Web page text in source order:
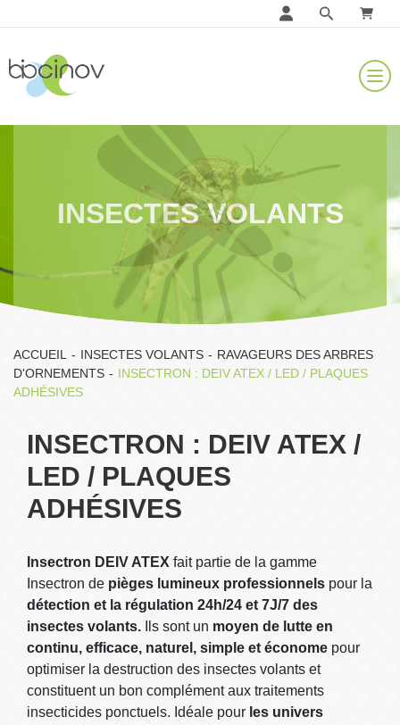
INSECTES VOLANTS
ACCUEIL - INSECTES VOLANTS - RAVAGEURS DES ARBRES
D'ORNEMENTS - INSECTRON : DEIV ATEX / LED / PLAQUES
ADHÉSIVES
INSECTRON : DEIV ATEX /
LED / PLAQUES
ADHÉSIVES
Insectron DEIV ATEX fait partie de la gamme
Insectron de pièges lumineux professionnels pour la
détection et la régulation 24h/24 et 7J/7 des
insectes volants. Ils sont un moyen de lutte en
continu, efficace, naturel, simple et économe pour
optimiser la destruction des insectes volants et
constituent un bon complément aux traitements
insecticides ponctuels. Idéale pour les univers